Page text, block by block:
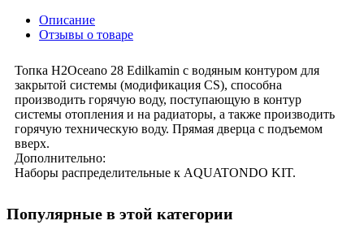
Описание
Отзывы о товаре
Топка H2Oceano 28 Edilkamin с водяным контуром для
закрытой системы (модификация CS), способна
производить горячую воду, поступающую в контур
системы отопления и на радиаторы, а также производить
горячую техническую воду. Прямая дверца с подъемом
вверх.
Дополнительно:
Наборы распределительные к AQUATONDO KIT.
Популярные в этой категории